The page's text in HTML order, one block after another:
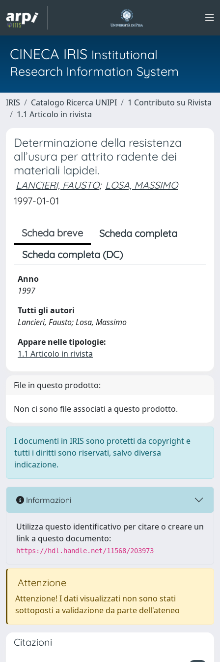
CINECA IRIS Institutional
Research Information System
IRIS Catalogo Ricerca UNIPI
1 Contributo su Rivista
1.1 Articolo in rivista
Determinazione della resistenza
all’usura per attrito radente dei
materiali lapidei.
LANCIERI, FAUSTO; LOSA, MASSIMO
1997-01-01
Scheda breve
Scheda completa
Scheda completa (DC)
Anno
1997
Tutti gli autori
Lancieri, Fausto; Losa, Massimo
Appare nelle tipologie:
1.1 Articolo in rivista
File in questo prodotto:
Non ci sono file associati a questo prodotto.
I documenti in IRIS sono protetti da copyright e
tutti i diritti sono riservati, salvo diversa
indicazione.
Informazioni
Utilizza questo identificativo per citare o creare un
link a questo documento:
https://hdl.handle.net/11568/203973
Attenzione
Attenzione! I dati visualizzati non sono stati
sottoposti a validazione da parte dell'ateneo
Citazioni